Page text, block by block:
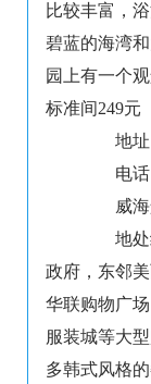
比较丰富，
碧蓝的海湾
园上有一个
标准间249元
地址：
电话：
威海
地处经
政府，东邻
华联购物广
服装城等大
多韩式风格的